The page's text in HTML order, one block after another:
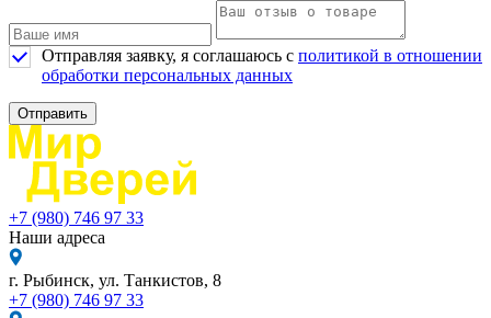
Отправляя заявку, я соглашаюсь с политикой в отношении
обработки персональных данных
Отправить
+7 (980) 746 97 33
Наши адреса
г. Рыбинск, ул. Танкистов, 8
+7 (980) 746 97 33